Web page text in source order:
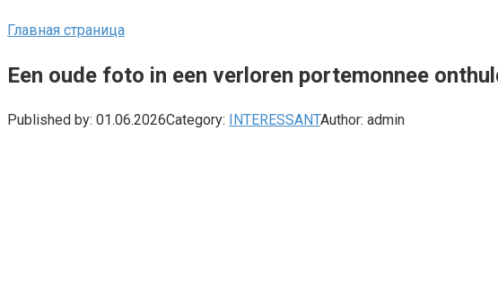
Главная страница
Een oude foto in een verloren portemonnee
Published by: 01.06.2026Category: INTERESSANTAuthor: admin